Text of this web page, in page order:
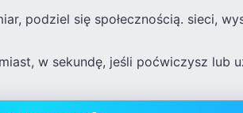
podziel się społecznością. sieci,
w sekundę, jeśli poćwiczysz lub